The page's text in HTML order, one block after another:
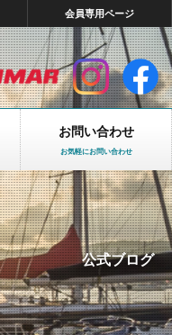
会員専用ページ
お問い合わせ
お気軽にお問い合わせ
公式ブログ